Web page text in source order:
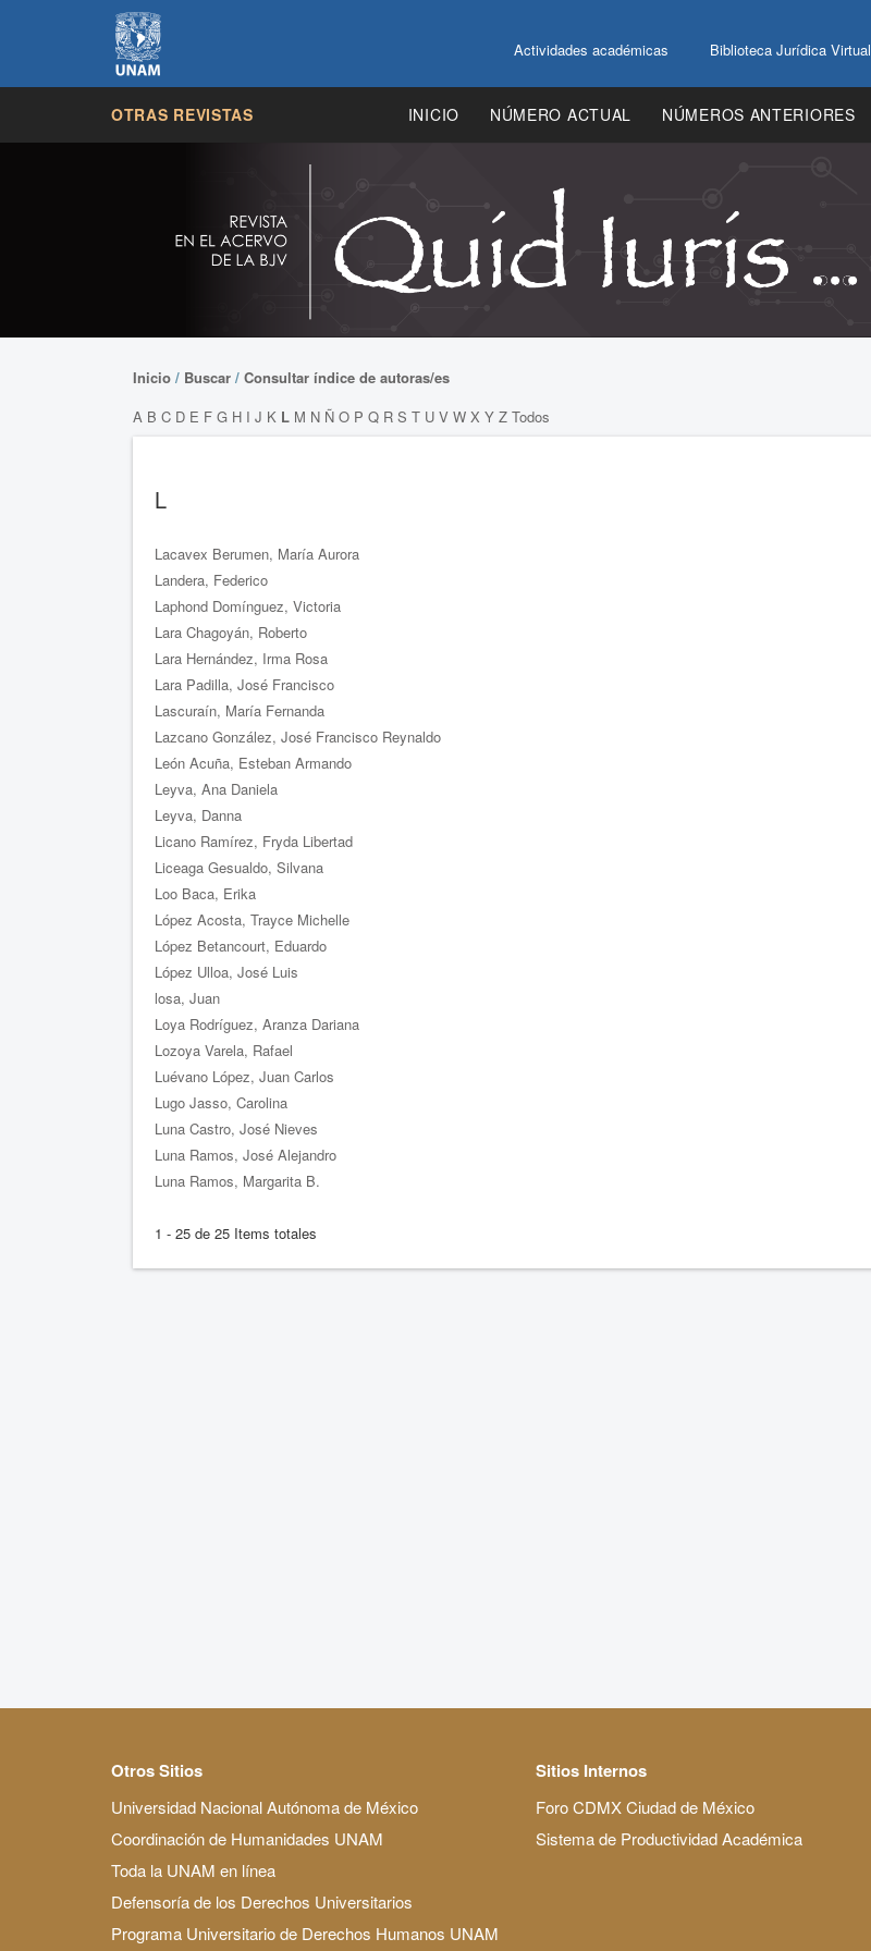
Actividades académicas Biblioteca Jurídica Virtual
OTRAS REVISTAS INICIO NÚMERO ACTUAL NÚMEROS ANTERIORES
Inicio / Buscar / Consultar índice de autoras/es
A B C D E F G H I J K L M N Ñ O P Q R S T U V W X Y Z Todos
L
Lacavex Berumen, María Aurora
Landera, Federico
Laphond Domínguez, Victoria
Lara Chagoyán, Roberto
Lara Hernández, Irma Rosa
Lara Padilla, José Francisco
Lascuraín, María Fernanda
Lazcano González, José Francisco Reynaldo
León Acuña, Esteban Armando
Leyva, Ana Daniela
Leyva, Danna
Licano Ramírez, Fryda Libertad
Liceaga Gesualdo, Silvana
Loo Baca, Erika
López Acosta, Trayce Michelle
López Betancourt, Eduardo
López Ulloa, José Luis
losa, Juan
Loya Rodríguez, Aranza Dariana
Lozoya Varela, Rafael
Luévano López, Juan Carlos
Lugo Jasso, Carolina
Luna Castro, José Nieves
Luna Ramos, José Alejandro
Luna Ramos, Margarita B.
1 - 25 de 25 Items totales
Otros Sitios
Universidad Nacional Autónoma de México
Coordinación de Humanidades UNAM
Toda la UNAM en línea
Defensoría de los Derechos Universitarios
Programa Universitario de Derechos Humanos UNAM
Sitios Internos
Foro CDMX Ciudad de México
Sistema de Productividad Académica